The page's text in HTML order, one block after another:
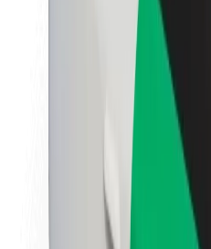
Lisätietoja Boltista
Kestävä kehitys Boltilla
Project Zero
Uutishuone
Brändiohjeistus
Missio
Sijoittajasuhteet